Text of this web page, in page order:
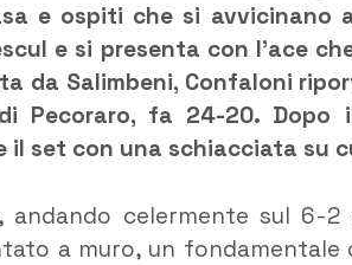
e ospiti che si avvicinano
e si presenta con l’ace
da Salimbeni, Confaloni
Pecoraro, fa 24-20.
il set con una schiacciata su
celermente sul 6-2
a muro, un fondamentale